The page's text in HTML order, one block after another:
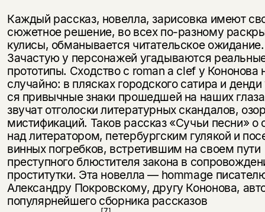
Каждый рассказ, новелла, зарисовка имеют
сюжетное решение, во всех по-разному
кулисы, обманывается читательское ожидание.
Зачастую у персонажей угадываются
прототипы. Сходство с roman a clef у Кононова
случайно: в пляс­ках городского сатира и
ся привычные знаки прошедшей на наших
звучат отголоски литературных скандалов,
мистификаций. Таков рассказ «Сучьи песни» о
над литератором, петербургским гулякой и
винных погребков, встретившим на своем пути
преступного блюстителя закона в
проститутки. Эта новелла — hommage
Александру Покровскому, другу Ко­нонова,
популярнейшего сборника рассказов